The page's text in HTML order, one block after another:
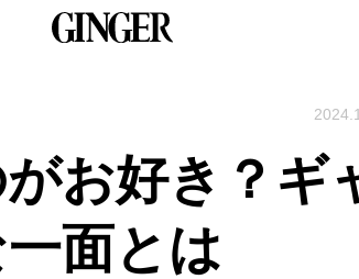
お好き？ギ
面とは